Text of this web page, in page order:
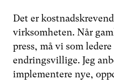
Det er
virksomheten. Når
press, må vi som
endringsvillige. Jeg
implementere nye,